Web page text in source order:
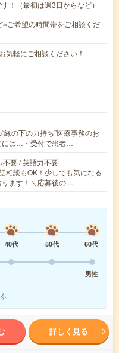
！（最初は週3日からなど）
ご希望の時間帯をご相談くだ
軽にご相談ください！
縁の下の力持ち”医療事務のお
には…・受付で患者…
不要 / 英語力不要
相談もOK！少しでも気になる
ります！＼応募後の…
40代 50代
60代
男性
詳しく見る